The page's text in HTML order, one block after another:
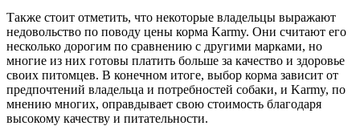
Также стоит отметить, что некоторые владельцы выражают
недовольство по поводу цены корма Karmy. Они считают его
несколько дорогим по сравнению с другими марками, но
многие из них готовы платить больше за качество и здоровье
своих питомцев. В конечном итоге, выбор корма зависит от
предпочтений владельца и потребностей собаки, и Karmy, по
мнению многих, оправдывает свою стоимость благодаря
высокому качеству и питательности.